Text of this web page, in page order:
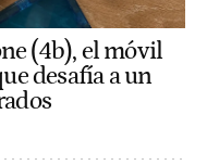
(4b), el móvil
desafía a un